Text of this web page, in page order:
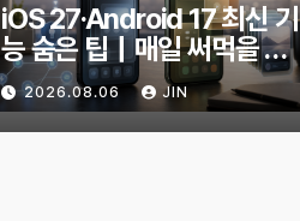
iOS 27·Android 17 최신 기
능 숨은 팁｜매일 써먹을 만
한 기능만 골랐다
2026.08.06 JIN